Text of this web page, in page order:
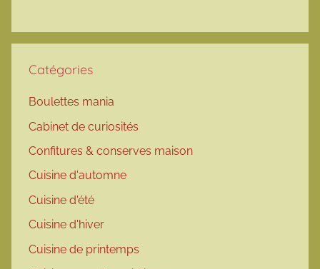
Catégories
Boulettes mania
Cabinet de curiosités
Confitures & conserves maison
Cuisine d'automne
Cuisine d'été
Cuisine d'hiver
Cuisine de printemps